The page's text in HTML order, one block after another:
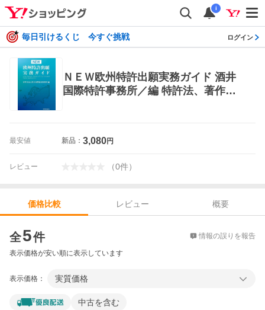
i
毎日引けるくじ 今すぐ挑戦 ログイン
ＮＥＷ欧州特許出願実務ガイド 酒井
国際特許事務所／編 特許法、著作権
最安値 新品： 3,080円
レビュー （0件）
価格比較 レビュー
概要
全5件 情報の誤りを報告
表示価格が安い順に表示しています
表示価格： 実質価格
中古を含む